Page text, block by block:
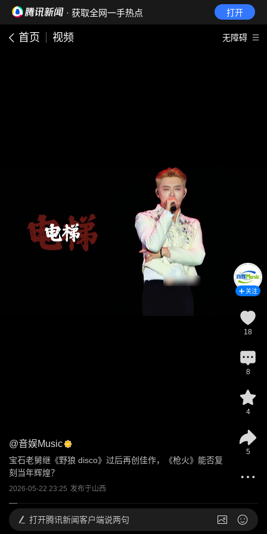
· 获取全网一手热点 打开
首页 视频 无障碍
@音娱Music
宝石老舅继《野狼 disco》过后再创佳作，《枪火》能否复
刻当年辉煌？
2026-05-22 23:25 发布于山西
关注
18
8
4
5
打开腾讯新闻客户端说两句